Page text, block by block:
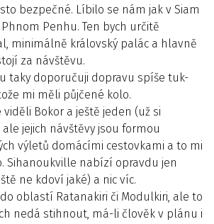
bezpečné. Líbilo se nám jak v Siam
Penhu. Ten bych určitě
minimálně královský palác a hlavně
za návštěvu.
taky doporučuji dopravu spíše tuk-
mi měli půjčené kolo.
viděli Bokor a ještě jeden (už si
jejich návštěvy jsou formou
výletů domácími cestovkami a to mi
Sihanoukville nabízí opravdu jen
ne kdoví jaké) a nic víc.
oblastí Ratanakiri či Modulkiri, ale to
nedá stihnout, má-li člověk v plánu i